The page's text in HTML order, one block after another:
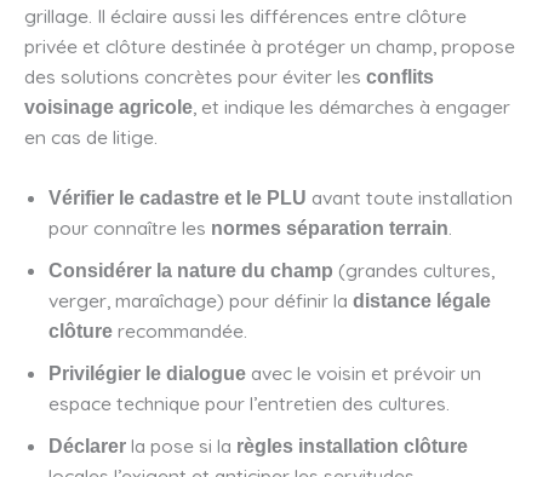
grillage. Il éclaire aussi les différences entre clôture
privée et clôture destinée à protéger un champ, propose
des solutions concrètes pour éviter les conflits
voisinage agricole, et indique les démarches à engager
en cas de litige.
Vérifier le cadastre et le PLU avant toute installation
pour connaître les normes séparation terrain.
Considérer la nature du champ (grandes cultures,
verger, maraîchage) pour définir la distance légale
clôture recommandée.
Privilégier le dialogue avec le voisin et prévoir un
espace technique pour l’entretien des cultures.
Déclarer la pose si la règles installation clôture